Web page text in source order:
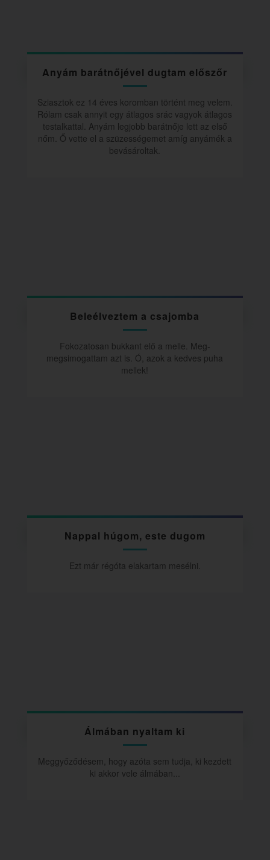
Anyám barátnőjével dugtam előszőr
Sziasztok ez 14 éves koromban történt meg velem.
Rólam csak annyit egy átlagos srác vagyok átlagos
testalkattal. Anyám legjobb barátnője lett az első
nőm. Ő vette el a szüzességemet amíg anyámék a
bevásároltak.
Beleélveztem a csajomba
Fokozatosan bukkant elő a melle. Meg-
megsimogattam azt is. Ó, azok a kedves puha
mellek!
Nappal húgom, este dugom
Ezt már régóta elakartam mesélni.
Álmában nyaltam ki
Meggyőződésem, hogy azóta sem tudja, ki kezdett
ki akkor vele álmában...